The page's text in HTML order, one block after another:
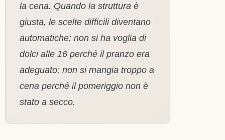
la cena. Quando la struttura è
giusta, le scelte difficili diventano
automatiche: non si ha voglia di
dolci alle 16 perché il pranzo era
adeguato; non si mangia troppo a
cena perché il pomeriggio non è
stato a secco.